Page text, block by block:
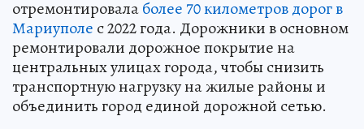
отремонтировалаболее 70 километров дорог в
Мариуполе с 2022 года. Дорожники в основном
ремонтировали дорожное покрытие на
центральных улицах города, чтобы снизить
транспортную нагрузку на жилые районы и
объединить город единой дорожной сетью.